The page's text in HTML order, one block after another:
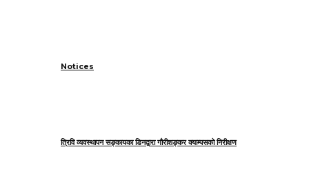
Notices
त्रिवि व्यवस्थापन सङ्कायका डिनद्वारा गौरीशङ्कर क्याम्पसको निरीक्षण